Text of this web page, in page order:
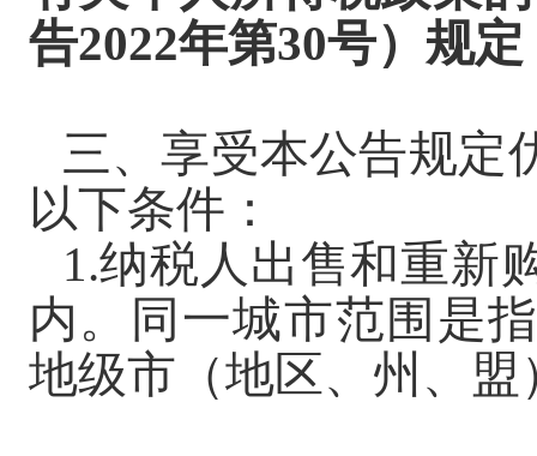
告2022年第30号）规定
三、享受本公告规定
以下条件：
1.纳税人出售和重新
内。同一城市范围是
地级市（地区、州、